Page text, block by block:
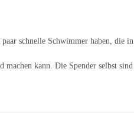
schnelle Schwimmer haben, die
machen kann. Die Spender selbst